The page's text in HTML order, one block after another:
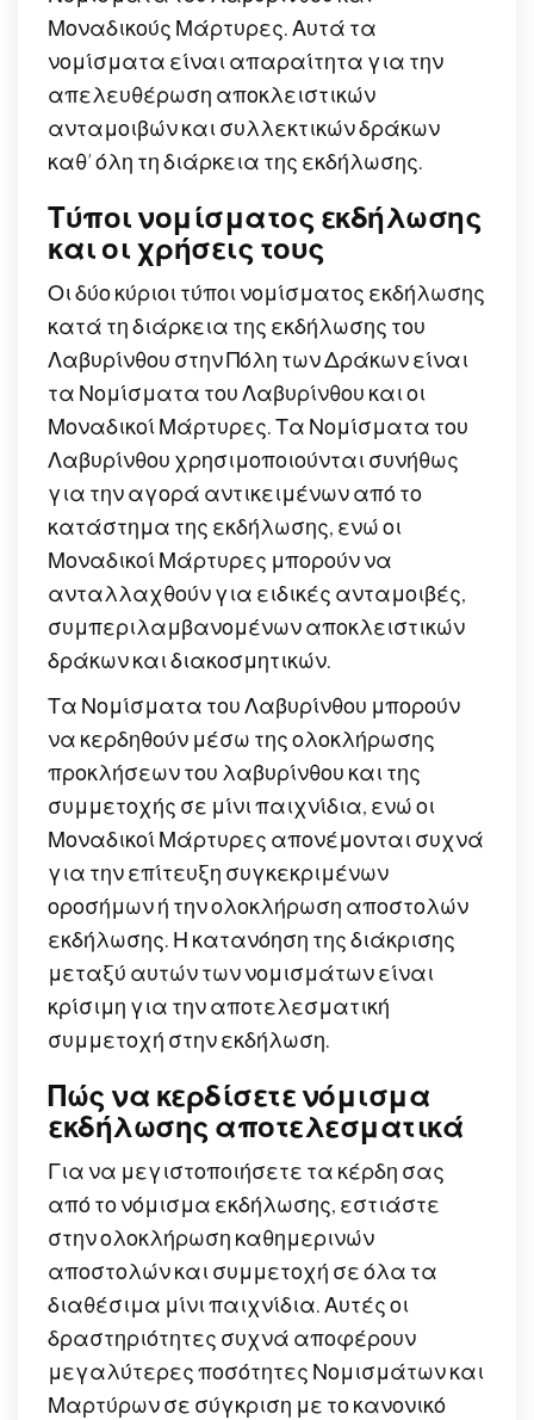
Μοναδικούς Μάρτυρες. Αυτά τα
νομίσματα είναι απαραίτητα για την
απελευθέρωση αποκλειστικών
ανταμοιβών και συλλεκτικών δράκων
καθ’ όλη τη διάρκεια της εκδήλωσης.
Τύποι νομίσματος εκδήλωσης
και οι χρήσεις τους
Οι δύο κύριοι τύποι νομίσματος εκδήλωσης
κατά τη διάρκεια της εκδήλωσης του
Λαβυρίνθου στην Πόλη των Δράκων είναι
τα Νομίσματα του Λαβυρίνθου και οι
Μοναδικοί Μάρτυρες. Τα Νομίσματα του
Λαβυρίνθου χρησιμοποιούνται συνήθως
για την αγορά αντικειμένων από το
κατάστημα της εκδήλωσης, ενώ οι
Μοναδικοί Μάρτυρες μπορούν να
ανταλλαχθούν για ειδικές ανταμοιβές,
συμπεριλαμβανομένων αποκλειστικών
δράκων και διακοσμητικών.
Τα Νομίσματα του Λαβυρίνθου μπορούν
να κερδηθούν μέσω της ολοκλήρωσης
προκλήσεων του λαβυρίνθου και της
συμμετοχής σε μίνι παιχνίδια, ενώ οι
Μοναδικοί Μάρτυρες απονέμονται συχνά
για την επίτευξη συγκεκριμένων
οροσήμων ή την ολοκλήρωση αποστολών
εκδήλωσης. Η κατανόηση της διάκρισης
μεταξύ αυτών των νομισμάτων είναι
κρίσιμη για την αποτελεσματική
συμμετοχή στην εκδήλωση.
Πώς να κερδίσετε νόμισμα
εκδήλωσης αποτελεσματικά
Για να μεγιστοποιήσετε τα κέρδη σας
από το νόμισμα εκδήλωσης, εστιάστε
στην ολοκλήρωση καθημερινών
αποστολών και συμμετοχή σε όλα τα
διαθέσιμα μίνι παιχνίδια. Αυτές οι
δραστηριότητες συχνά αποφέρουν
μεγαλύτερες ποσότητες Νομισμάτων και
Μαρτύρων σε σύγκριση με το κανονικό